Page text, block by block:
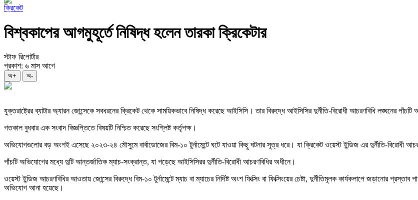
ক্রিকেট
বিশ্বকাপের আগমুহূর্তে নিষিদ্ধ হলেন তারকা ক্রিকেটার
স্টাফ রিপোর্টার
প্রকাশ: ৬ মাস আগে
অ+ অ-
যুক্তরাষ্ট্রের ব্যাটার অ্যারন জোন্সেকে সবধরনের ক্রিকেট থেকে সাময়িকভাবে নিষিদ্ধ করেছে আইসিসি। তার বিরুদ্ধে আইসিসির দুর্নীতি-বিরোধী আচরণবিধি লঙ্ঘনের
গতকাল বুধবার এক সংবাদ বিজ্ঞপ্তিতে বিষয়টি নিশ্চিত করেছে সংশ্লিষ্ট কর্তৃপক্ষ।
অভিযোগগুলোর বড় অংশই এসেছে ২০২৩-২৪ মৌসুমে বার্বাডোজের বিম-১০ টুর্নামেন্টে ঘটে যাওয়া কিছু ঘটনার সূত্র ধরে। যা ক্রিকেট ওয়েস্ট ইন্ডিজ এর দুর্নীতি-বিরোধী
পাঁচটি অভিযোগের মধ্যে দুটি আন্তর্জাতিক ম্যাচ-সংক্রান্ত, যা পড়েছে আইসিসিরর দুর্নীতি-বিরোধী আচরণবিধির অধীনে।
ওয়েস্ট ইন্ডিজ আচরণবিধির আওতায় জোন্সের বিরুদ্ধে বিম-১০ টুর্নামেন্টে ম্যাচ বা ম্যাচের নির্দিষ্ট অংশ ফিক্সিং বা ফিক্সিংয়ের চেষ্টা, দুর্নীতিমূলক কার্যকলাপে জড়ানোর
অভিযোগ আনা হয়েছে।